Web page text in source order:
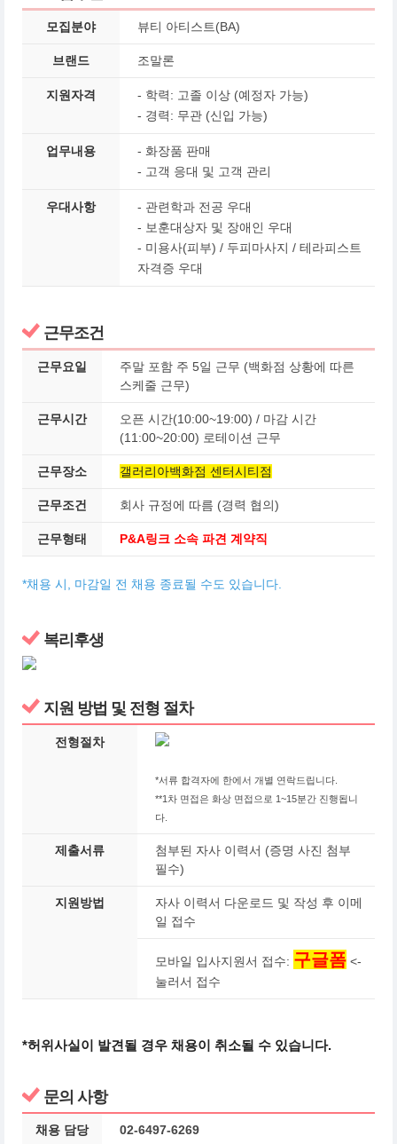
모집분야 뷰티 아티스트(BA)
브랜드 조말론
지원자격
- 학력: 고졸 이상 (예정자 가능)
- 경력: 무관 (신입 가능)
업무내용
- 화장품 판매
- 고객 응대 및 고객 관리
우대사항
- 관련학과 전공 우대
- 보훈대상자 및 장애인 우대
- 미용사(피부) / 두피마사지 / 테라피스트
자격증 우대
근무조건
근무요일
주말 포함 주 5일 근무 (백화점 상황에 따른
스케줄 근무)
근무시간
오픈 시간(10:00~19:00) / 마감 시간
(11:00~20:00) 로테이션 근무
근무장소 갤러리아백화점 센터시티점
근무조건 회사 규정에 따름 (경력 협의)
근무형태 P&A링크 소속 파견 계약직
*채용 시, 마감일 전 채용 종료될 수도 있습니다.
복리후생
지원 방법 및 전형 절차
전형절차
*서류 합격자에 한에서 개별 연락드립니다.
**1차 면접은 화상 면접으로 1~15분간 진행됩니
다.
제출서류
첨부된 자사 이력서 (증명 사진 첨부
필수)
지원방법
자사 이력서 다운로드 및 작성 후 이메
일 접수
모바일 입사지원서 접수: 구글폼 <-
눌러서 접수
*허위사실이 발견될 경우 채용이 취소될 수 있습니다.
문의 사항
채용 담당 02-6497-6269